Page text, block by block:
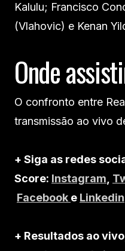
Kalulu; Francisco
(Vlahovic) e Kenan
Onde
O confronto entre
transmissão ao vivo
+ Siga as redes
Score: Instagram
Facebook e Linkedin
+ Resultados ao